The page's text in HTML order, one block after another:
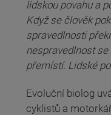
lidskou povahu a
Když se člověk
spravedlnosti
nespravedlnost se
přemístí. Lidské
Evoluční biolog
cyklistů a